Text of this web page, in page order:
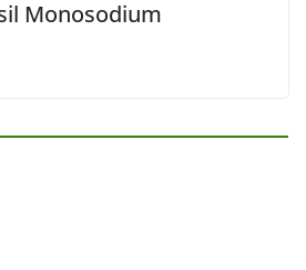
Monosodium